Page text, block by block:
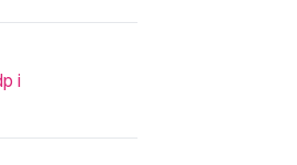
i